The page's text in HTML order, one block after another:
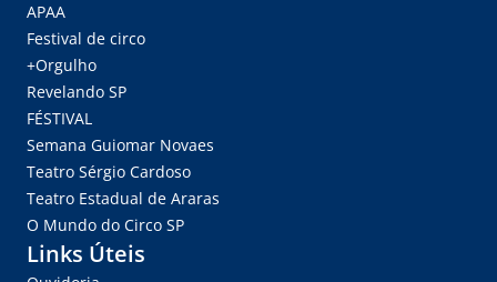
APAA
Festival de circo
+Orgulho
Revelando SP
FÉSTIVAL
Semana Guiomar Novaes
Teatro Sérgio Cardoso
Teatro Estadual de Araras
O Mundo do Circo SP
Links Úteis